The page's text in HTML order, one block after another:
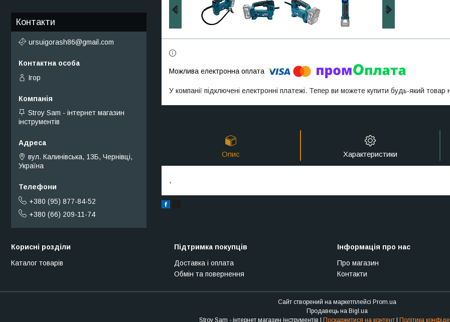
У компанії підключені електронні платежі. Тепер ви можете купити будь-який
Опис Характеристики
,
Контакти
ursuigorash86@gmail.com
Ігор
Stroy Sam - інтернет магазин
інструментів
вул. Калинівська, 13Б, Чернівці,
Україна
+380 (95) 877-84-52
+380 (66) 209-11-74
Корисні розділи
Каталог товарів
Підтримка покупців
Доставка і оплата
Обмін та повернення
Інформація про нас
Про магазин
Контакти
Сайт створений на маркетплейсі Prom.ua
Продавець на Bigl.ua
Поскаржитися на контент Політика